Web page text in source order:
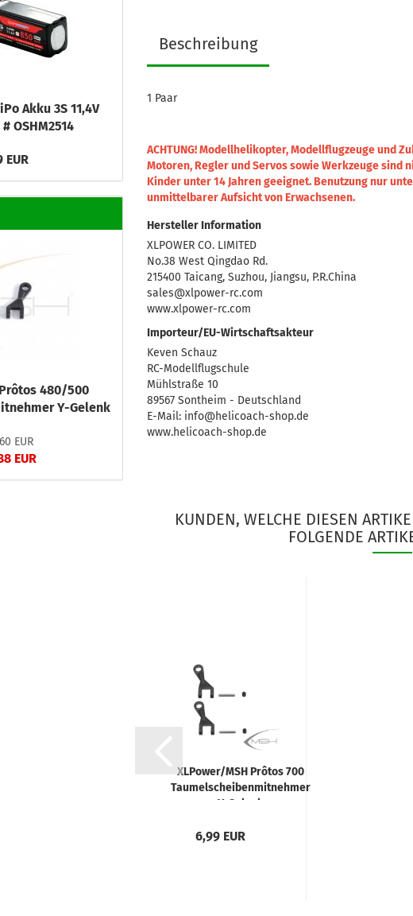
Beschreibung
1 Paar
ACHTUNG! Modellhelikopter, Modellflugzeuge und
Motoren, Regler und Servos sowie Werkzeuge sind
Kinder unter 14 Jahren geeignet. Benutzung nur
unmittelbarer Aufsicht von Erwachsenen.
Hersteller Information
XLPOWER CO. LIMITED
No.38 West Qingdao Rd.
215400 Taicang, Suzhou, Jiangsu, P.R.China
sales@xlpower-rc.com
www.xlpower-rc.com
Importeur/EU-Wirtschaftsakteur
Keven Schauz
RC-Modellflugschule
Mühlstraße 10
89567 Sontheim - Deutschland
E-Mail: info@helicoach-shop.de
www.helicoach-shop.de
KUNDEN, WELCHE DIESEN
FOLGENDE
XLPower/MSH Prôtos 700
Taumelscheibenmitnehmer
Y-Gelenk
6,99 EUR
Akku 3S 11,4V
OSHM2514
EUR
480/500
Y-Gelenk
EUR
EUR